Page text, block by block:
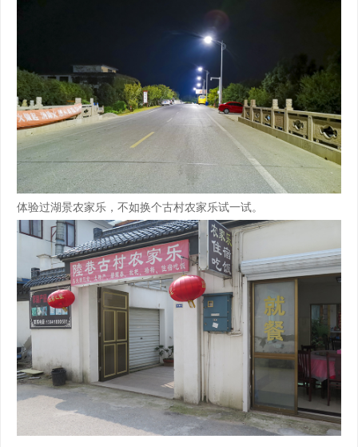
体验过湖景农家乐，不如换个古村农家乐试一试。